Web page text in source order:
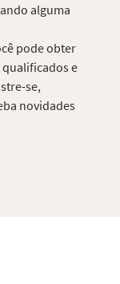
alguma
pode obter
qualificados e
se,
novidades